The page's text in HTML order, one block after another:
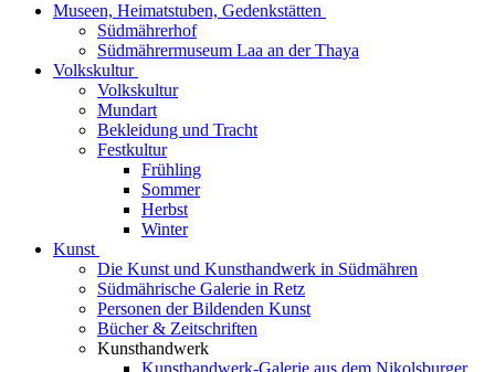
Museen, Heimatstuben, Gedenkstätten
Südmährerhof
Südmährermuseum Laa an der Thaya
Volkskultur
Volkskultur
Mundart
Bekleidung und Tracht
Festkultur
Frühling
Sommer
Herbst
Winter
Kunst
Die Kunst und Kunsthandwerk in Südmähren
Südmährische Galerie in Retz
Personen der Bildenden Kunst
Bücher & Zeitschriften
Kunsthandwerk
Kunsthandwerk-Galerie aus dem Nikolsburger